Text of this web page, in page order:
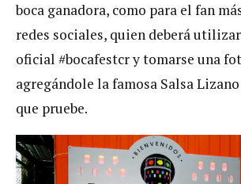
boca ganadora, como para el fan
redes sociales, quien deberá
oficial #bocafestcr y tomarse una
agregándole la famosa Salsa Lizano
que pruebe.